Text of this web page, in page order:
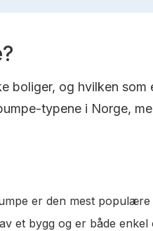
boliger, og hvilken som
typene i Norge,
er den mest
et bygg og er både